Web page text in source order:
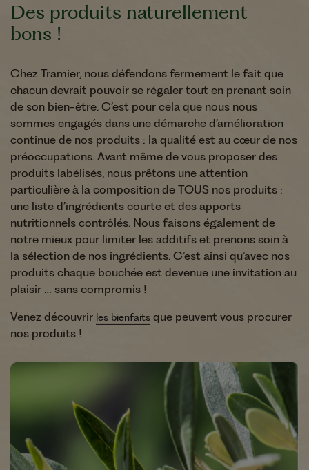
Des produits naturellement
bons !
Chez Tramier, nous défendons fermement le fait que
chacun devrait pouvoir se régaler tout en prenant soin
de son bien-être. C’est pour cela que nous nous
sommes engagés dans une démarche d’amélioration
continue de nos produits : la qualité est au cœur de nos
préoccupations. Avant même de vous proposer des
produits labélisés, nous prêtons une attention
particulière à la composition de TOUS nos produits :
une liste d’ingrédients courte et des apports
nutritionnels contrôlés. Nous faisons également de
notre mieux pour limiter les additifs et prenons soin à
la sélection de nos ingrédients. C’est ainsi qu’avec nos
produits chaque bouchée est devenue une invitation au
plaisir … sans compromis !
Venez découvrir les bienfaits que peuvent vous procurer
nos produits !